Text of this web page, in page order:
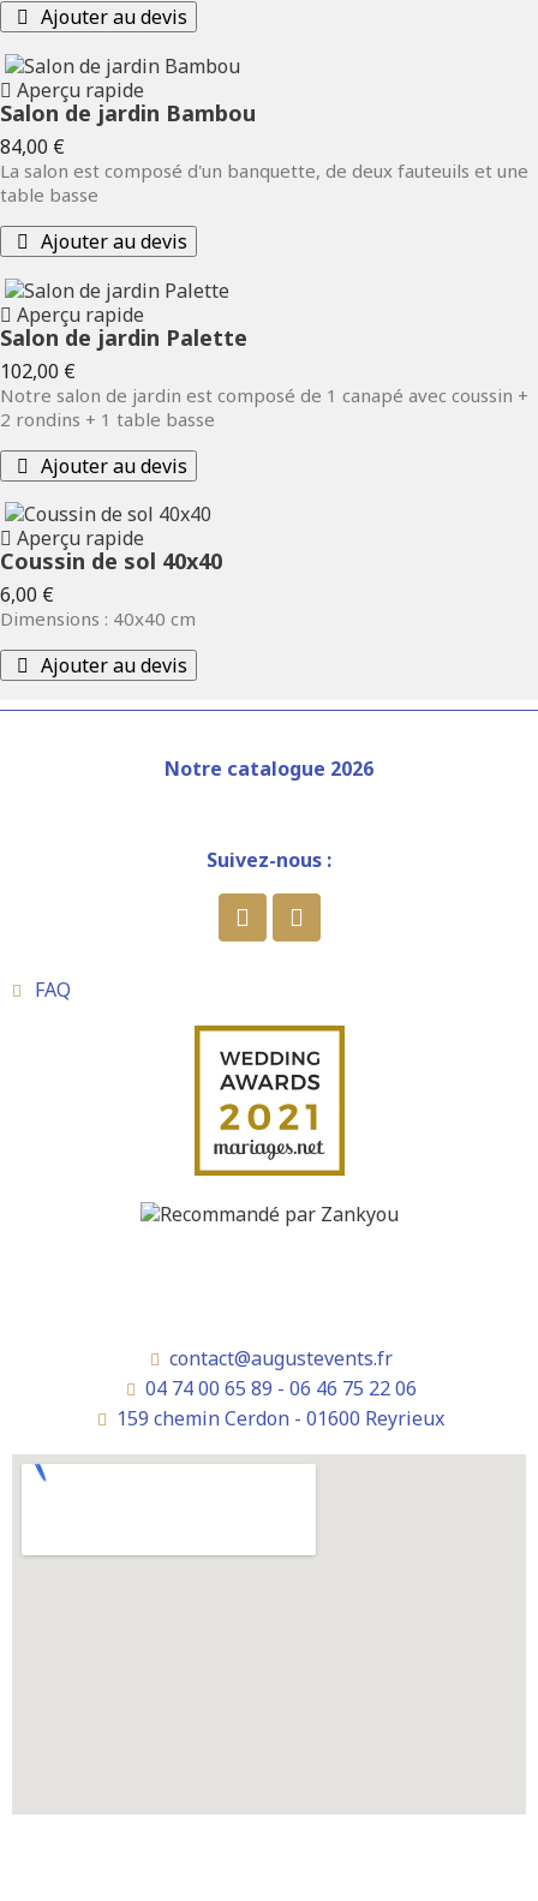
Ajouter au devis
Aperçu rapide
Salon de jardin Bambou
Prix
84,00 €
La salon est composé d'un banquette, de deux fauteuils et une
table basse
Ajouter au devis
Aperçu rapide
Salon de jardin Palette
Prix
102,00 €
Notre salon de jardin est composé de 1 canapé avec coussin +
2 rondins + 1 table basse
Ajouter au devis
Aperçu rapide
Coussin de sol 40x40
Prix
6,00 €
Dimensions : 40x40 cm
Ajouter au devis
Notre catalogue 2026
Suivez-nous :
FAQ
contact@augustevents.fr
04 74 00 65 89 - 06 46 75 22 06
159 chemin Cerdon - 01600 Reyrieux